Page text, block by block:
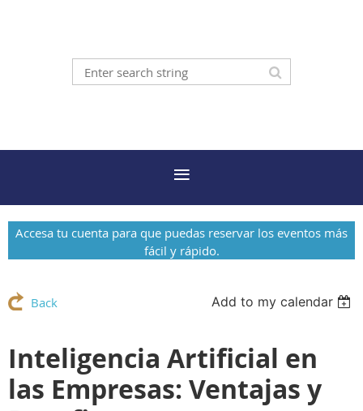
Accesa tu cuenta para que puedas reservar los eventos más
fácil y rápido.
Back Add to my calendar
Inteligencia Artificial en
las Empresas: Ventajas y